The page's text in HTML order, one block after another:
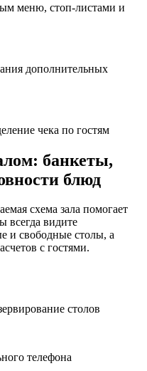
меню, стоп-листами и
дополнительных
чека по гостям
: банкеты,
блюд
схема зала помогает
всегда видите
и свободные столы, а
с гостями.
столов
телефона